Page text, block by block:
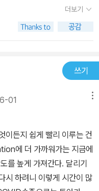
고, 신문 광고, 암표상, 일류
에도 아직 티켓을 구하지
. 베토벤과 말러에 대한 생
을 린다우, 알프스 소녀 하이
르첸베르크, 레만 호숫가에
시대의 벽 앞에서 공연이
게는 매우 유명하지만 우리
인 비아레조, 중세 이탈리
『신곡』에서 천국을 묘사
나라와 관련된 책에서는 아
했다..그이후 젊은이 들
함께 내가 사랑한 클래식
까..아무래도 인생경험과,,
심지어 40대에 읽었던 책
만별이다. 그때는 미처 공감
가슴깊이 와닿는 것은 나의
이제서야 그들을 이해할 만
의 구석구석의 음악 페스티
기분으로 한빨짝씩 다가
하늘과 음악, 밤풍경. 어느것
. 계다가 멋진 화보까지.
더보기
쓰기
01
이든지 쉽게 빨리 이루는 건
에 더 가까워가는 지금에
를 높게 가져간다. 달리기
시 하려니 이렇게 시간이 많